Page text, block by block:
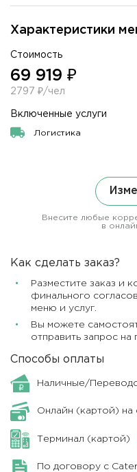
Характеристики
Стоимость
69 919 ₽
2797 ₽/чел
Включенные услуги
Логистика
Внесите любые
в
Как сделать заказ?
Разместите заказ и
финального
меню и услуг.
Вы можете
отправить запрос на
Способы оплаты
Наличные/
Онлайн (картой) на
Терминал (картой)
По договору с